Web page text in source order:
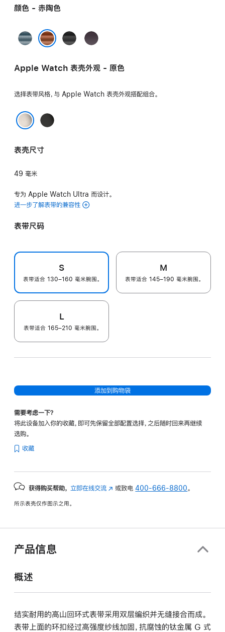
颜色 - 赤陶色
浅
黑
靛
色
Apple Watch 表壳外观 - 原色
选择表带风格，与 Apple Watch 表壳外观搭配组合。
黑
表壳尺寸
49 毫米
专为 Apple Watch Ultra 而设计。
进一步了解表带的兼容性
表带尺码
S
表带适合 130–160 毫米腕围。
M
表带适合 145–190 毫米腕围。
L
表带适合 165–210 毫米腕围。
添加到购物袋
需要考虑一下？
将此设备加入你的收藏，即可先保留全部配置选择，之后随时回来再继续
选购。
收藏
获得购买帮助， 立即在线交流 (在
中
或致电400-666-8800 。
所示表壳仅作图示之用。
产品信息
概述
结实耐用的高山回环式表带采用双层编织并无缝接合而成。
表带上面的环扣经过高强度纱线加固，抗腐蚀的钛金属 G 式